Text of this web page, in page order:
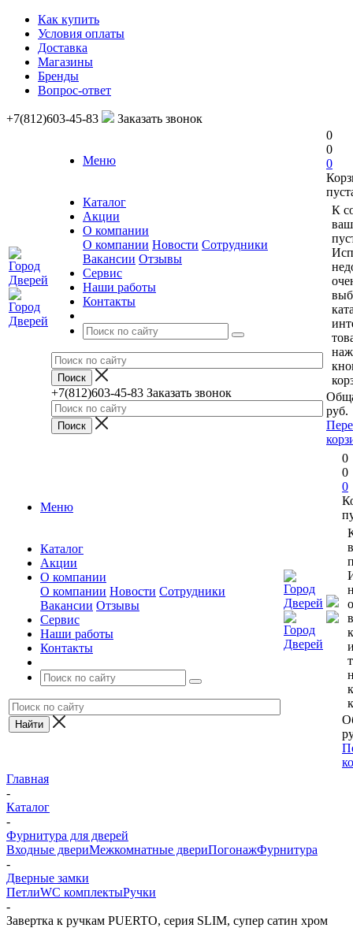
Как купить
Условия оплаты
Доставка
Магазины
Бренды
Вопрос-ответ
+7(812)603-45-83 Заказать звонок
Меню
Каталог
Акции
О компании
О компании Новости Сотрудники
Вакансии Отзывы
Сервис
Наши работы
Контакты
+7(812)603-45-83 Заказать звонок
0
0
0
К
руб.
Меню
Каталог
Акции
О компании
О компании Новости Сотрудники
Вакансии Отзывы
Сервис
Наши работы
Контакты
0
0
0
Главная
-
Каталог
-
Фурнитура для дверей
Входные двериМежкомнатные двериПогонажФурнитура
-
Дверные замки
ПетлиWC комплектыРучки
-
Завертка к ручкам PUERTO, серия SLIM, супер сатин хром